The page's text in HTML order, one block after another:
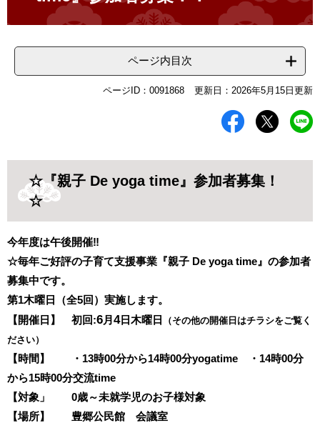
ページ内目次
ページID：0091868 更新日：2026年5月15日更新
☆『親子 De yoga time』参加者募集！
☆
今年度は午後開催‼
☆毎年ご好評の子育て支援事業『親子 De yoga time 』の参加者
募集中です。
第1木曜日（全5回） 実施します。
【開催日】 初回:6月 4日木曜日
（その他の開催日はチラシをご覧く
ださい）
【時間】 ・13時00分から14時00分yogatime ・14時00分
から15時00分交流time
【対象」 0歳～未就学児のお子様対象
【場所】
豊郷公民館 会議室